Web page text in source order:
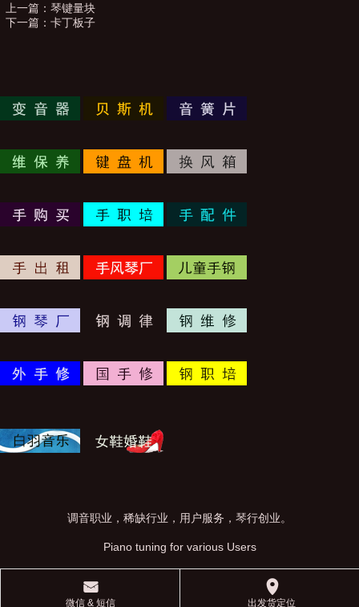
上一篇： 琴键量块
下一篇： 卡丁板子
调音职业，稀缺行业，用户服务，琴行创业。
Piano tuning for various Users
󰄸
微信 & 短信
󰅊
出发货定位